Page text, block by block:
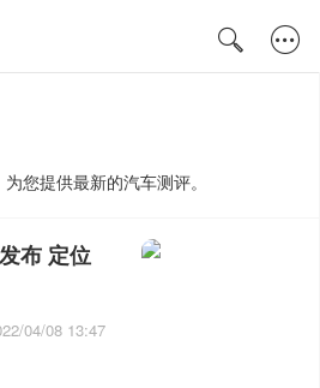
您提供最新的汽车测评。
布 定位
04/08 13:47